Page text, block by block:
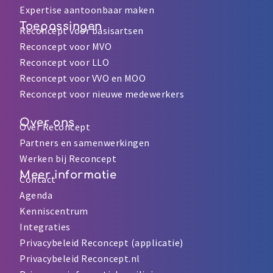
Expertise aantoonbaar maken
Toepassingen
Reconcept voor basisartsen
Reconcept voor MVO
Reconcept voor LLO
Reconcept voor VVO en MOO
Reconcept voor nieuwe medewerkers
Over ons
Over Reconcept
Partners en samenwerkingen
Werken bij Reconcept
Meer informatie
Contact
Agenda
Kenniscentrum
Integraties
Privacybeleid Reconcept (applicatie)
Privacybeleid Reconcept.nl